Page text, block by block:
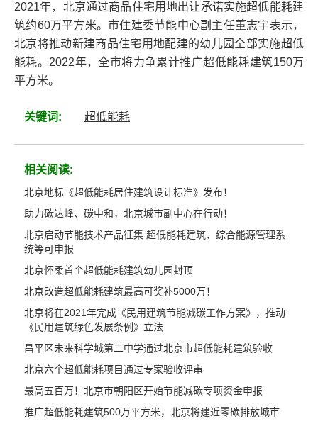
2021年，北京通过商品住宅用地出让承诺实施超低能耗建
筑约60万平方米。市住建委节能中心副主任董志宇表示，
北京将推动新建商品住宅用地配建的幼儿园全部实施超低
能耗。2022年，全市将力争累计推广超低能耗建筑150万
平方米。
关键词: 超低能耗
相关阅读:
北京地标《超低能耗居住建筑设计标准》发布！
助力碳达峰、碳中和，北京城市副中心在行动！
北京启动节能技术产品征集 超低能耗建筑、综合能源管理系
统等可申报
北京怀柔首个超低能耗建筑幼儿园封顶
北京改造超低能耗建筑最高可奖补5000万！
北京将在2021年完成《民用建筑节能减碳工作方案》，推动
《民用建筑绿色发展条例》立法
昌平区未来科学城第二中学通过北京市超低能耗建筑验收
北京六个超低能耗项目通过专家验收评审
最高五百万！北京市朝阳区开始节能减碳专项资金申报
推广超低能耗建筑500万平方米，北京将建近零碳排放城市